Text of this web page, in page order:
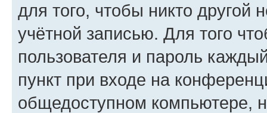
для того, чтобы никто другой
учётной записью. Для того
пользователя и пароль
пункт при входе на
общедоступном компьютере,